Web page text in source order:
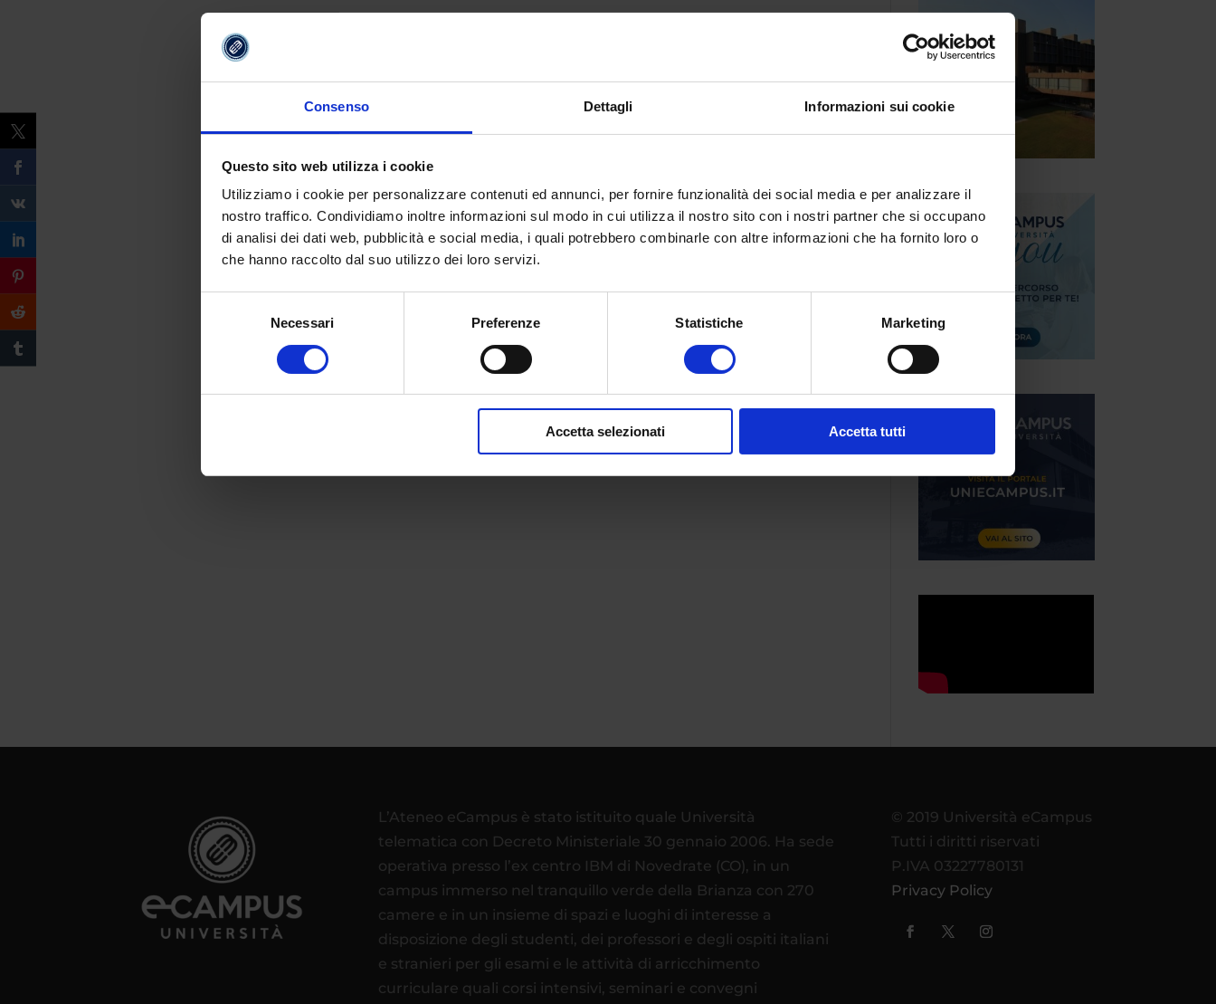
Consenso Dettagli Informazioni sui cookie
Questo sito web utilizza i cookie
Utilizziamo i cookie per personalizzare contenuti ed annunci, per fornire funzionalità dei social media e per analizzare il
nostro traffico. Condividiamo inoltre informazioni sul modo in cui utilizza il nostro sito con i nostri partner che si occupano
di analisi dei dati web, pubblicità e social media, i quali potrebbero combinarle con altre informazioni che ha fornito loro o
che hanno raccolto dal suo utilizzo dei loro servizi.
Necessari Preferenze Statistiche Marketing
Accetta selezionati Accetta tutti
L’Ateneo eCampus è stato istituito quale Università
telematica con Decreto Ministeriale 30 gennaio 2006. Ha sede
operativa presso l’ex centro IBM di Novedrate (CO), in un
campus immerso nel tranquillo verde della Brianza con 270
camere e in un insieme di spazi e luoghi di interesse a
disposizione degli studenti, dei professori e degli ospiti italiani
e stranieri per gli esami e le attività di arricchimento
curriculare quali corsi intensivi, seminari e convegni
© 2019 Università eCampus
Tutti i diritti riservati
P.IVA 03227780131
Privacy Policy